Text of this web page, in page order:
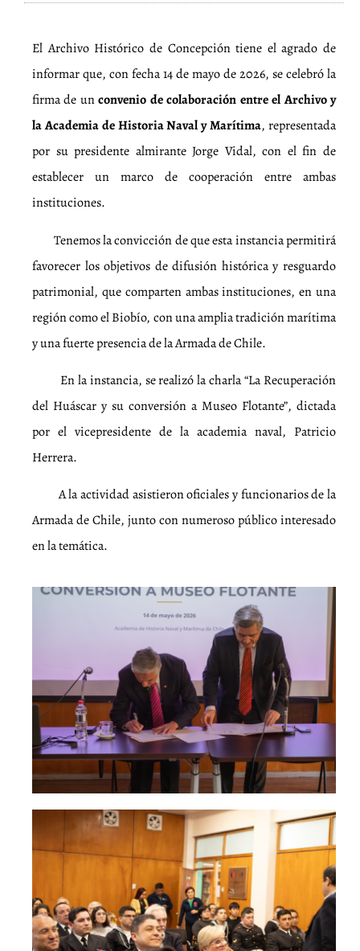
El Archivo Histórico de Concepción tiene el agrado de
informar que, con fecha 14 de mayo de 2026, se celebró la
firma de unconvenio de colaboración entre el Archivo y
la Academia de Historia Naval y Marítima, representada
por su presidente almirante Jorge Vidal, con el fin de
establecer un marco de cooperación entre ambas
instituciones.
Tenemos la convicción de que esta instancia permitirá
favorecer los objetivos de difusión histórica y resguardo
patrimonial, que comparten ambas instituciones, en una
región como el Biobío, con una amplia tradición marítima
y una fuerte presencia de la Armada de Chile.
En la instancia, se realizó la charla “La Recuperación
del Huáscar y su conversión a Museo Flotante”, dictada
por el vicepresidente de la academia naval, Patricio
Herrera.
A la actividad asistieron oficiales y funcionarios de la
Armada de Chile, junto con numeroso público interesado
en la temática.